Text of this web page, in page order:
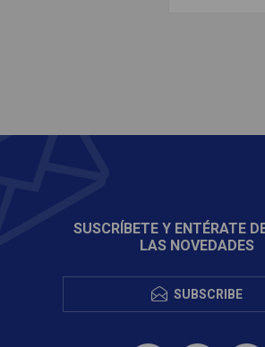
SUSCRÍBETE Y ENTÉRATE
LAS NOVEDADES
SUBSCRIBE